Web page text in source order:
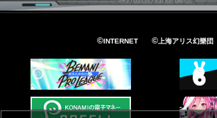
©INTERNET ©上海アリス幻樂団